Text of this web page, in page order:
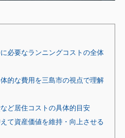
必要なランニングコストの全体
的な費用を三島市の視点で理解
ど居住コストの具体的目安
て資産価値を維持・向上させる